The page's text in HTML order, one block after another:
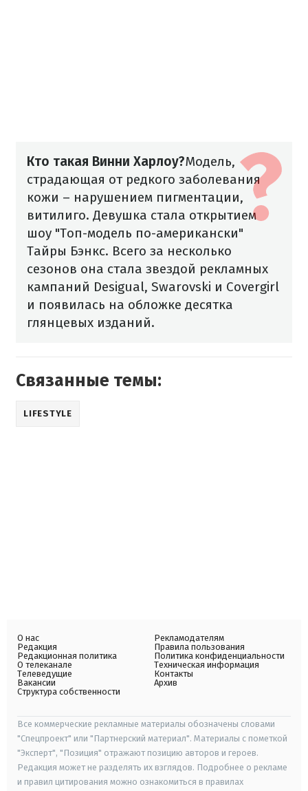
Кто такая Винни Харлоу?Модель,
страдающая от редкого заболевания
кожи – нарушением пигментации,
витилиго. Девушка стала открытием
шоу "Топ-модель по-американски"
Тайры Бэнкс. Всего за несколько
сезонов она стала звездой рекламных
кампаний Desigual, Swarovski и Covergirl
и появилась на обложке десятка
глянцевых изданий.
Связанные темы:
LIFESTYLE
О нас
Редакция
Редакционная политика
О телеканале
Телеведущие
Вакансии
Структура собственности
Рекламодателям
Правила пользования
Политика конфиденциальности
Техническая информация
Контакты
Архив
Все коммерческие рекламные материалы обозначены словами
"Спецпроект" или "Партнерский материал". Материалы с пометкой
"Эксперт", "Позиция" отражают позицию авторов и героев.
Редакция может не разделять их взглядов. Подробнее о рекламе
и правил цитирования можно ознакомиться в правилах